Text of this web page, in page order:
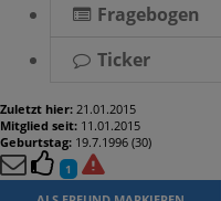
Fragebogen
Ticker
Zuletzt hier: 21.01.2015
Mitglied seit: 11.01.2015
Geburtstag: 19.7.1996 (30)
1